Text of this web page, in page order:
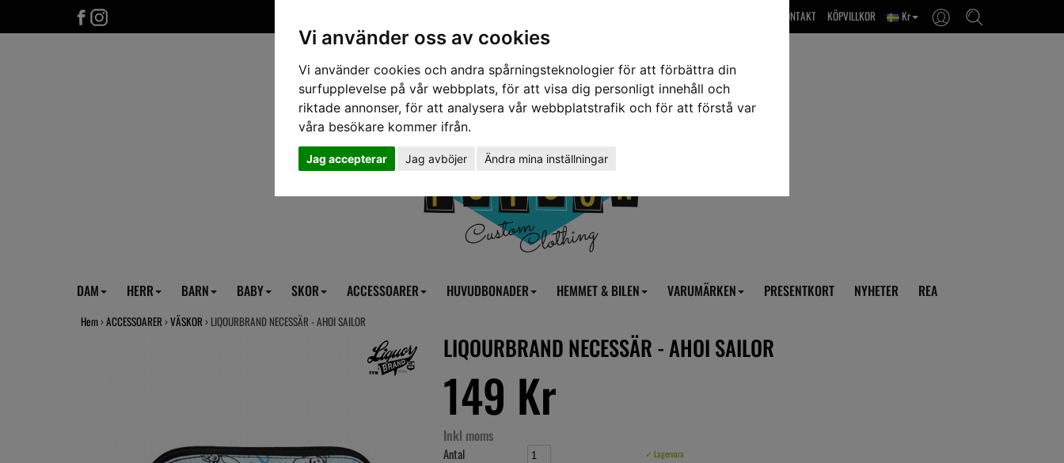
Vi använder oss av cookies
Vi använder cookies och andra spårningsteknologier för att förbättra din
surfupplevelse på vår webbplats, för att visa dig personligt innehåll och
riktade annonser, för att analysera vår webbplatstrafik och för att förstå var
våra besökare kommer ifrån.
Jag accepterar Jag avböjer Ändra mina inställningar
Kr
KÖPVILLKOR
OM OSS & KONTAKT
DAM HERR BARN BABY SKOR ACCESSOARER HUVUDBONADER HEMMET & BILEN VARUMÄRKEN PRESENTKORT NYHETER REA
Hem ›ACCESSOARER ›VÄSKOR › LIQOURBRAND NECESSÄR - AHOI SAILOR
LIQOURBRAND NECESSÄR - AHOI SAILOR
149 Kr
Inkl moms
Antal ✓ Lagervara